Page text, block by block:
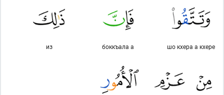
шо кхера а кхере
боккъала а
из